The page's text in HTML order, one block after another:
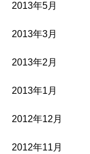
2013年5月
2013年3月
2013年2月
2013年1月
2012年12月
2012年11月